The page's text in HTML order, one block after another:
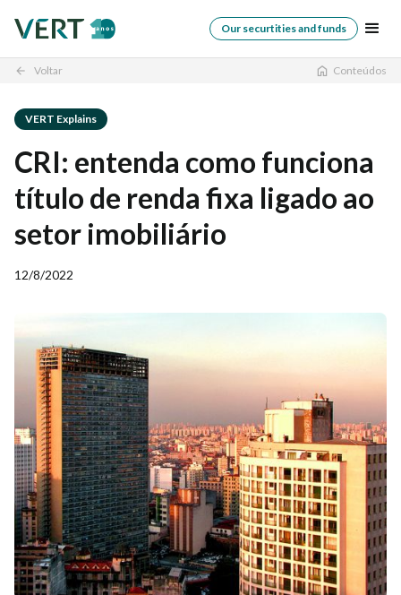
Our securtities and funds
arrow_back Voltar Conteúdos
VERT Explains
CRI: entenda como funciona
título de renda fixa ligado ao
setor imobiliário
12/8/2022